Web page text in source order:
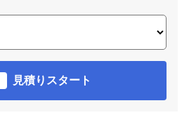
見積りスタート